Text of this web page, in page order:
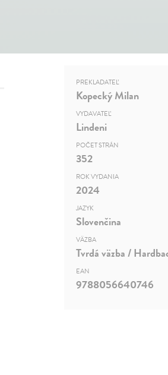
PREKLADATEĽ
Kopecký Milan
VYDAVATEĽ
Lindeni
POČET STRÁN
352
ROK VYDANIA
2024
JAZYK
Slovenčina
VÄZBA
Tvrdá väzba /
EAN
9788056640746